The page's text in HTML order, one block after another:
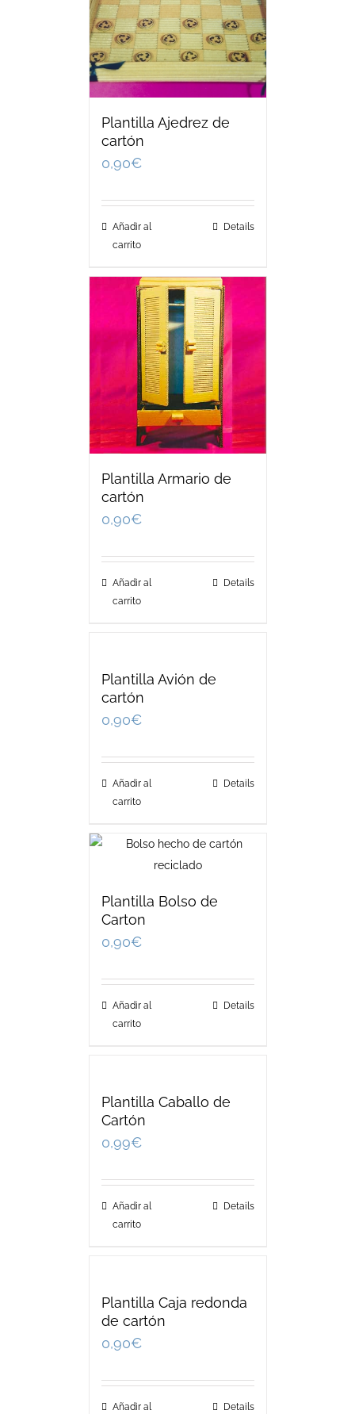
Plantilla Ajedrez de
cartón
0,90€
Añadir al
carrito
Details
Plantilla Armario de
cartón
0,90€
Añadir al
carrito
Details
Plantilla Avión de
cartón
0,90€
Añadir al
carrito
Details
Plantilla Bolso de
Carton
0,90€
Añadir al
carrito
Details
Plantilla Caballo de
Cartón
0,99€
Añadir al
carrito
Details
Plantilla Caja redonda
de cartón
0,90€
Añadir al Details